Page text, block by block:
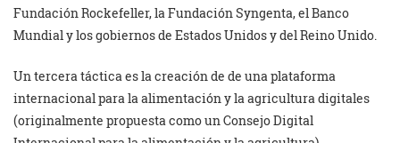
Fundación Rockefeller, la Fundación Syngenta, el Banco
Mundial y los gobiernos de Estados Unidos y del Reino Unido.
Un tercera táctica es la creación de de una plataforma
internacional para la alimentación y la agricultura digitales
(originalmente propuesta como un Consejo Digital